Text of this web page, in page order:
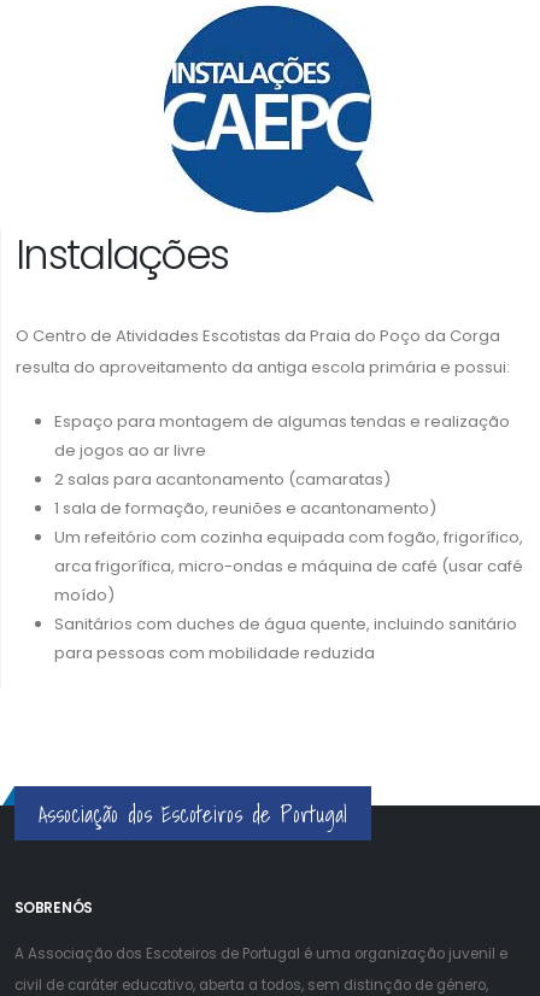
Instalações
O Centro de Atividades Escotistas da Praia do Poço da Corga
resulta do aproveitamento da antiga escola primária e possui:
Espaço para montagem de algumas tendas e realização
de jogos ao ar livre
2 salas para acantonamento (camaratas)
1 sala de formação, reuniões e acantonamento)
Um refeitório com cozinha equipada com fogão, frigorífico,
arca frigorífica, micro-ondas e máquina de café (usar café
moído)
Sanitários com duches de água quente, incluindo sanitário
para pessoas com mobilidade reduzida
Associação dos Escoteiros de Portugal
SOBRE NÓS
A Associação dos Escoteiros de Portugal é uma organização juvenil e
civil de caráter educativo, aberta a todos, sem distinção de género,